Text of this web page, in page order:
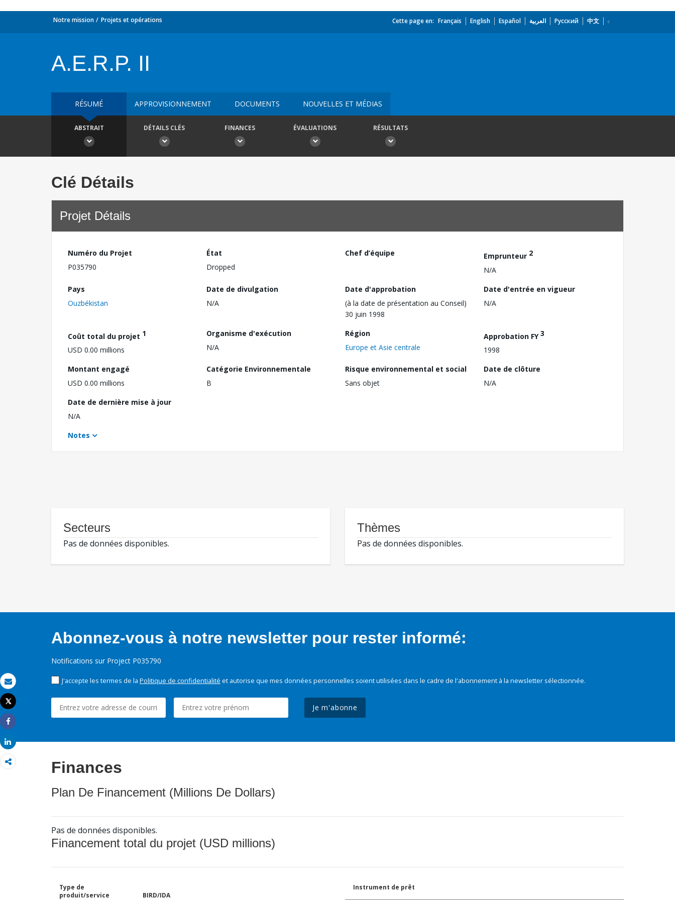
Email
Imprimer
Tweet
Share
Share
Notre mission Projets et opérations Cette page en: Français English Español العربية Русский 中文
A.E.R.P. II
RÉSUMÉ APPROVISIONNEMENT DOCUMENTS NOUVELLES ET MÉDIAS
ABSTRAIT DÉTAILS CLÉS FINANCES ÉVALUATIONS RÉSULTATS
Clé Détails
Projet Détails
Numéro du Projet
P035790
État
Dropped
Chef d’équipe Emprunteur 2
N/A
Pays
Ouzbékistan
Date de divulgation
N/A
Date d'approbation
(à la date de présentation au Conseil)
30 juin 1998
Date d'entrée en vigueur
N/A
Coût total du projet 1
USD 0.00 millions
Organisme d'exécution
N/A
Région
Europe et Asie centrale
Approbation FY3
1998
Montant engagé
USD 0.00 millions
Catégorie Environnementale
B
Risque environnemental et social
Sans objet
Date de clôture
N/A
Date de dernière mise à jour
N/A
Notes
Secteurs
Pas de données disponibles.
Thèmes
Pas de données disponibles.
Abonnez-vous à notre newsletter pour rester informé:
Notifications sur Project P035790
J'accepte les termes de la Politique de confidentialité et autorise que mes données personnelles soient utilisées dans le cadre de l'abonnement à la newsletter sélectionnée.
Je m'abonne
Finances
Plan De Financement (Millions De Dollars)
Pas de données disponibles.
Financement total du projet (USD millions)
Type de
produit/service
BIRD/IDA
Instrument de prêt